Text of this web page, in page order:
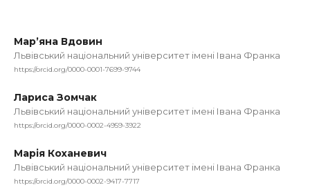
Мар’яна Вдовин
Львівський національний університет імені Івана Франка
https://orcid.org/0000-0001-7699-9744
Лариса Зомчак
Львівський національний університет імені Івана Франка
https://orcid.org/0000-0002-4959-3922
Марія Коханевич
Львівський національний університет імені Івана Франка
https://orcid.org/0000-0002-9417-7717